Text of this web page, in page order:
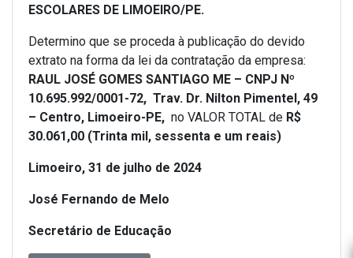
ESCOLARES DE LIMOEIRO/PE.
Determino que se proceda à publicação do devido
extrato na forma da lei da contratação da empresa:
RAUL JOSÉ GOMES SANTIAGO ME – CNPJ Nº
10.695.992/0001-72, Trav. Dr. Nilton Pimentel, 49
– Centro, Limoeiro-PE, no VALOR TOTAL de R$
30.061,00 (Trinta mil, sessenta e um reais)
Limoeiro, 31 de julho de 2024
José Fernando de Melo
Secretário de Educação